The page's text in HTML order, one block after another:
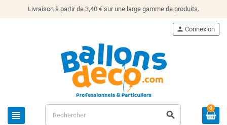
Livraison à partir de 3,40 € sur une large gamme de produits.
view_headline search
person Connexion
0